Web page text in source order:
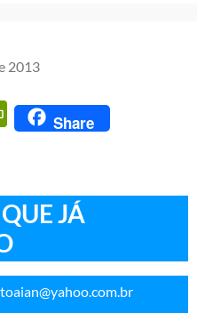
2013
PrintFriendly
Share
JÁ